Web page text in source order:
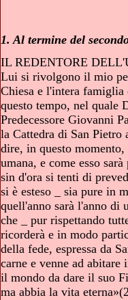
1. Al termine del
IL REDENTORE
Lui si rivolgono il mio
Chiesa e l'intera
questo tempo, nel quale
Predecessore Giovanni
la Cattedra di San
dire, in questo momento,
umana, e come esso
sin d'ora si tenti di
si è esteso _ sia pure in
quell'anno sarà l'anno di
che _ pur rispettando
ricorderà e in modo
della fede, espressa da
carne e venne ad
il mondo da dare il suo
ma abbia la vita